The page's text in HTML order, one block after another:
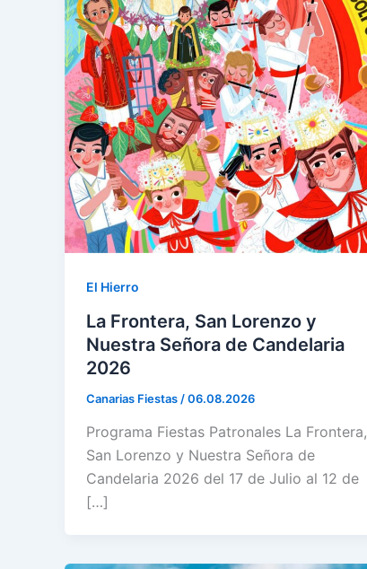
El Hierro
La Frontera, San Lorenzo y
Nuestra Señora de Candelaria
2026
Canarias Fiestas /06.08.2026
Programa Fiestas Patronales La Frontera,
San Lorenzo y Nuestra Señora de
Candelaria 2026 del 17 de Julio al 12 de
[…]